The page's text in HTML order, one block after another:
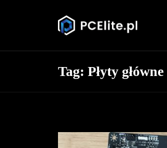
Tag: Płyty główne